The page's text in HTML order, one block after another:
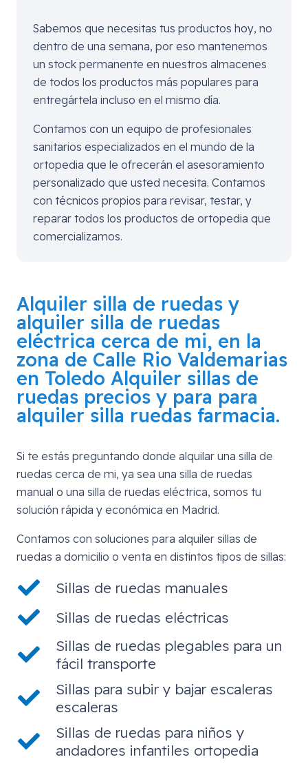
Sabemos que necesitas tus productos hoy, no
dentro de una semana, por eso mantenemos
un stock permanente en nuestros almacenes
de todos los productos más populares para
entregártela incluso en el mismo día.
Contamos con un equipo de profesionales
sanitarios especializados en el mundo de la
ortopedia que le ofrecerán el asesoramiento
personalizado que usted necesita. Contamos
con técnicos propios para revisar, testar, y
reparar todos los productos de ortopedia que
comercializamos.
Alquiler silla de ruedas y
alquiler silla de ruedas
eléctrica cerca de mi, en la
zona de Calle Rio Valdemarias
en Toledo Alquiler sillas de
ruedas precios y para para
alquiler silla ruedas farmacia.
Si te estás preguntando donde alquilar una silla de
ruedas cerca de mi, ya sea una silla de ruedas
manual o una silla de ruedas eléctrica, somos tu
solución rápida y económica en Madrid.
Contamos con soluciones para alquiler sillas de
ruedas a domicilio o venta en distintos tipos de sillas:
Sillas de ruedas manuales
Sillas de ruedas eléctricas
Sillas de ruedas plegables para un
fácil transporte
Sillas para subir y bajar escaleras
escaleras
Sillas de ruedas para niños y
andadores infantiles ortopedia